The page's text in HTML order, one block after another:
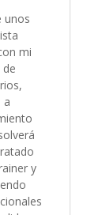
unos
mi
a
y